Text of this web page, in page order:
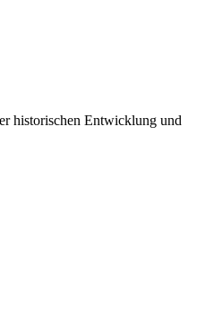
historischen Entwicklung und